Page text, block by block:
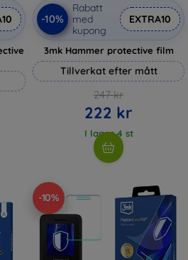
-10%
Rabatt
med
kupong
EXTRA10
3mk Hammer protective film
Tillverkat efter mått
247 kr
222 kr
I lager 4 st
-10%